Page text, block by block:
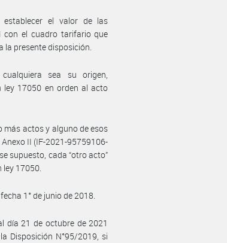
el valor de las
con el cuadro tarifario que
la presente disposición.
sea su origen,
17050 en orden al acto
más actos y alguno de esos
II (IF-2021-95759106-
supuesto, cada “otro acto”
17050.
1° de junio de 2018.
día 21 de octubre de 2021
Disposición N°95/2019, si